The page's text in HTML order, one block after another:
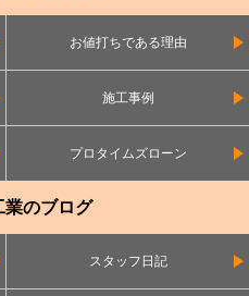
お値打ちである理由
施工事例
プロタイムズローン
業のブログ
スタッフ日記